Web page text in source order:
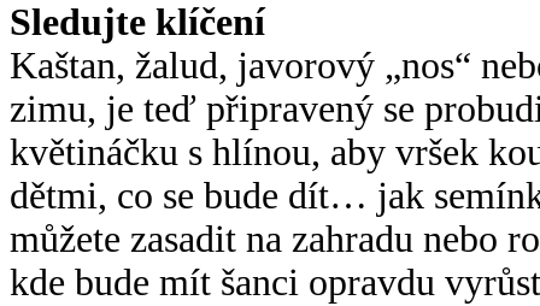
Sledujte klíčení
Kaštan, žalud, javorový „nos“
zimu, je teď připravený se
květináčku s hlínou, aby vršek
dětmi, co se bude dít… jak
můžete zasadit na zahradu nebo
kde bude mít šanci opravdu